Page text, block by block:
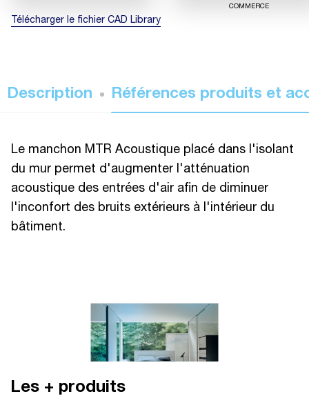
COMMERCE
Télécharger le fichier CAD Library
Description Références produits et
Le manchon MTR Acoustique placé dans l'isolant
du mur permet d'augmenter l'atténuation
acoustique des entrées d'air afin de diminuer
l'inconfort des bruits extérieurs à l'intérieur du
bâtiment.
Les + produits